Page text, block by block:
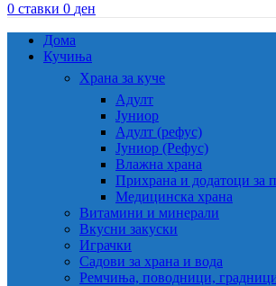
0 ставки 0 ден
Дома
Кучиња
Храна за куче
Адулт
Јуниор
Адулт (рефус)
Јуниор (Рефус)
Влажна храна
Прихрана и додатоци за
Медицинска храна
Витамини и минерали
Вкусни закуски
Играчки
Садови за храна и вода
Ремчиња, поводници,